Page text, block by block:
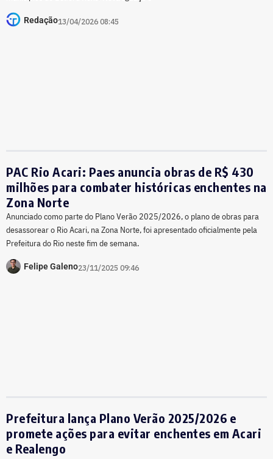
Redação13/04/2026 08:45
PAC Rio Acari: Paes anuncia obras de R$ 430
milhões para combater históricas enchentes na
Zona Norte
Anunciado como parte do Plano Verão 2025/2026, o plano de obras para
desassorear o Rio Acari, na Zona Norte, foi apresentado oficialmente pela
Prefeitura do Rio neste fim de semana.
Felipe Galeno23/11/2025 09:46
Prefeitura lança Plano Verão 2025/2026 e
promete ações para evitar enchentes em Acari
e Realengo